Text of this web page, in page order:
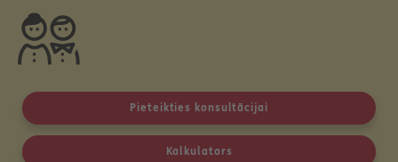
Pieteikties konsultācijai
Kalkulators